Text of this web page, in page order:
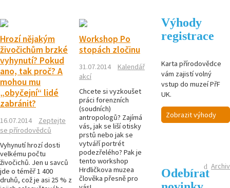
Hrozí nějakým
živočichům brzké
vyhynutí? Pokud
ano, tak proč? A
mohou mu
„obyčejní“ lidé
zabránit?
16.07.2014
Zeptejte
se přírodovědců
Vyhynutí hrozí dosti
velkému počtu
živočichů. Jen u savců
jde o téměř 1 400
druhů, což je asi 25 % z
Workshop Po
stopách zločinu
31.07.2014
Kalendář
akcí
Chcete si vyzkoušet
práci forenzních
(soudních)
antropologů? Zajímá
vás, jak se liší otisky
prstů nebo jak se
vytváří portrét
podezřelého? Pak je
tento workshop
Hrdličkova muzea
člověka přesně pro
Výhody
registrace
Karta přírodovědce
vám zajistí volný
vstup do muzeí PřF
UK.
Zobrazit výhody
Archiv
Odebírat